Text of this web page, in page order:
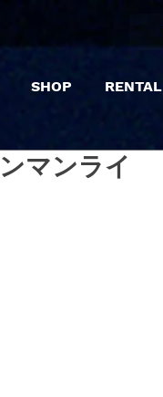
SHOP RENTAL
マンライ